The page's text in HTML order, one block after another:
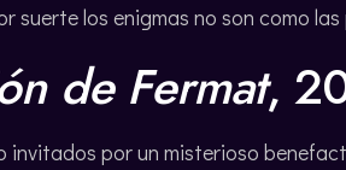
suerte los enigmas no son como
de Fermat,
invitados por un misterioso